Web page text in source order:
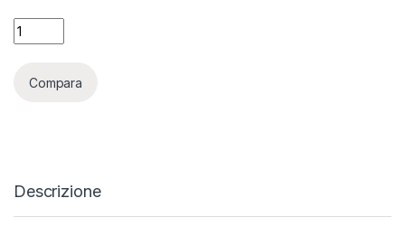
BIOBIZZ - ROOT JUICE - 500ML quantity
Compara
Descrizione